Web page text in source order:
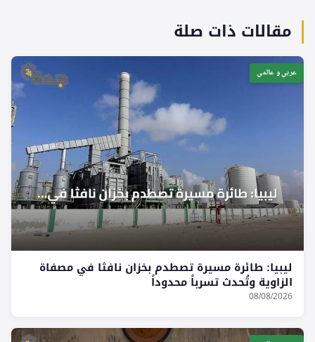
مقالات ذات صلة
عربي و عالمي
ليبيا: طائرة مسيرة تصطدم بخزان نافثا في مصفاة
الزاوية وتُحدث تسرباً محدوداً
08/08/2026